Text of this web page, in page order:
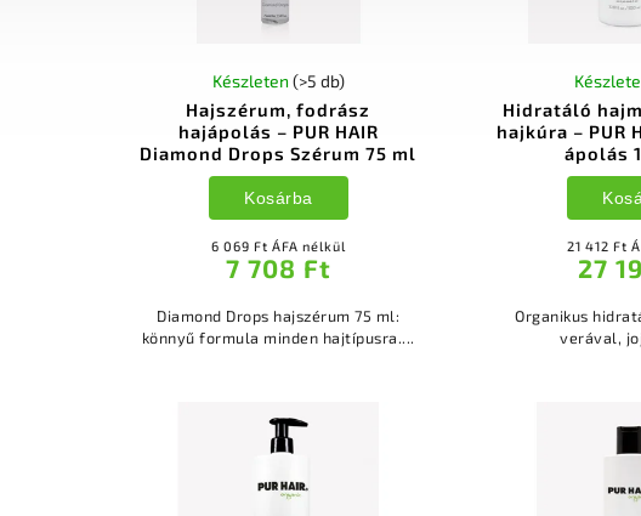
Hajszérum, fodrász
hajápolás – PUR HAIR
Diamond Drops Szérum 75 ml
Készleten (>5 db)
6 069 Ft ÁFA nélkül
7 708 Ft
Kosárba
Diamond Drops hajszérum 75 ml:
könnyű formula minden hajtípusra....
Hidratáló
hajkúra – PUR
ápolás
21 412 Ft
27
Organikus
verával,